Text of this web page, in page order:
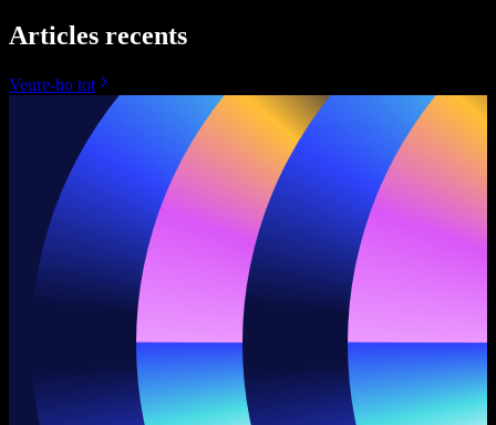
Articles recents
Veure-ho tot